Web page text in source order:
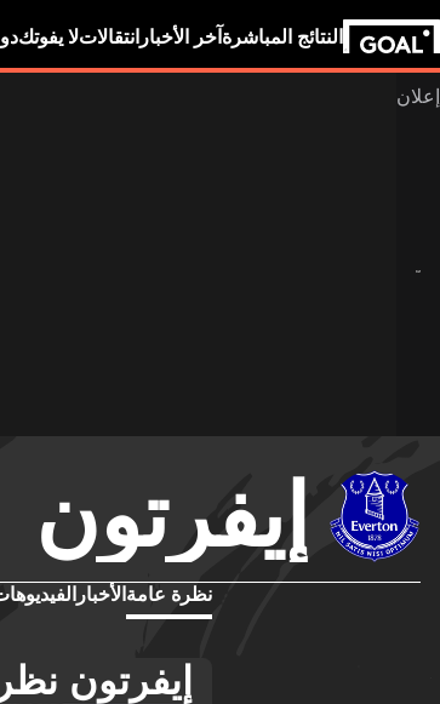
النتائج المباشرة آخر الأخبار انتقالاتلا يفوتك
إيفرتون
نظرة عامة الأخبار
إيفرتون